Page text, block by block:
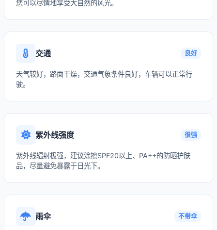
您可以尽情地享受大自然的风光。
交通 良好
天气较好，路面干燥，交通气象条件良好，车辆可以正常行
驶。
紫外线强度 很强
紫外线辐射极强，建议涂擦SPF20以上、PA++的防晒护肤
品，尽量避免暴露于日光下。
雨伞 不带伞